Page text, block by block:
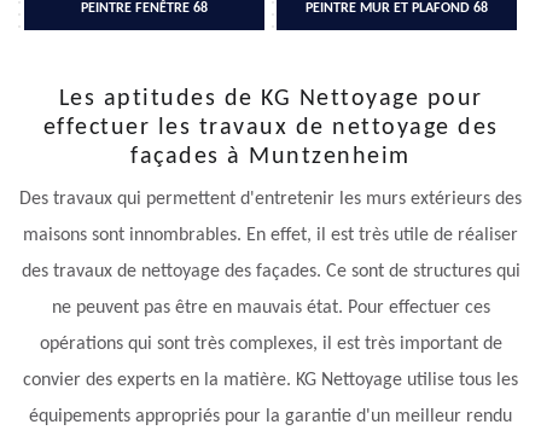
PEINTRE FENÊTRE 68 PEINTRE MUR ET PLAFOND 68
Les aptitudes de KG Nettoyage pour
effectuer les travaux de nettoyage des
façades à Muntzenheim
Des travaux qui permettent d'entretenir les murs extérieurs des
maisons sont innombrables. En effet, il est très utile de réaliser
des travaux de nettoyage des façades. Ce sont de structures qui
ne peuvent pas être en mauvais état. Pour effectuer ces
opérations qui sont très complexes, il est très important de
convier des experts en la matière. KG Nettoyage utilise tous les
équipements appropriés pour la garantie d'un meilleur rendu